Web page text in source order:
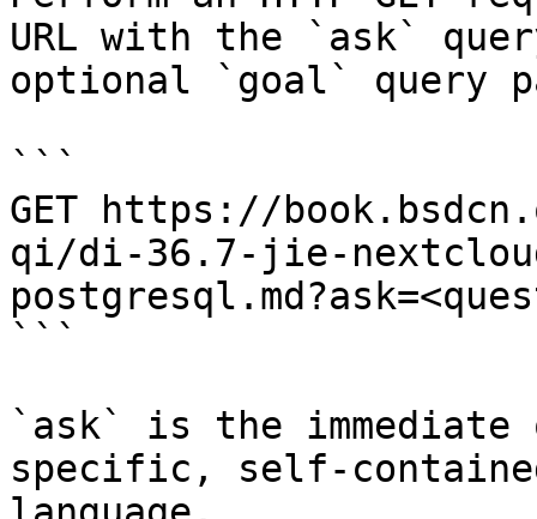
URL with the `ask`
optional `goal` query
```
GET https://
qi/di-36.7-jie-
```
`ask` is the
specific, self-